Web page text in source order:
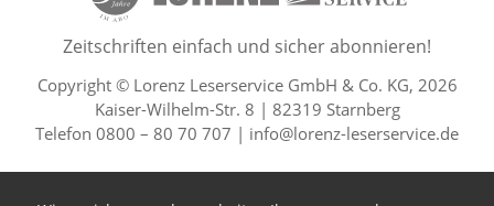
50 Lesefreude im Abo Jahre
Zeitschriften einfach und sicher abonnieren!
Copyright © Lorenz Leserservice GmbH & Co. KG, 2026
Kaiser-Wilhelm-Str. 8 | 82319 Starnberg
Telefon 0800 – 80 70 707 | info@lorenz-leserservice.de